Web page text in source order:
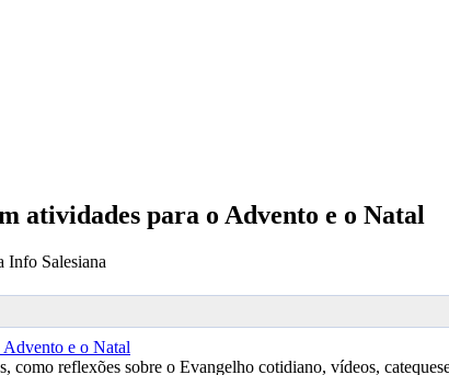
atividades para o Advento e o Natal
Salesiana
como reflexões sobre o Evangelho cotidiano, vídeos,